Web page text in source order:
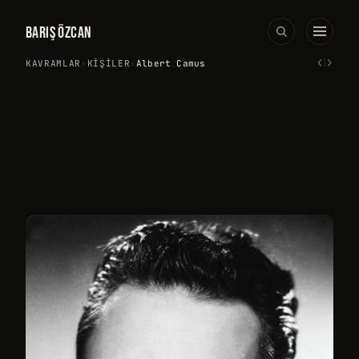
BARIŞ ÖZCAN
KAVRAMLAR › KIŞILER › Albert Camus ‹›